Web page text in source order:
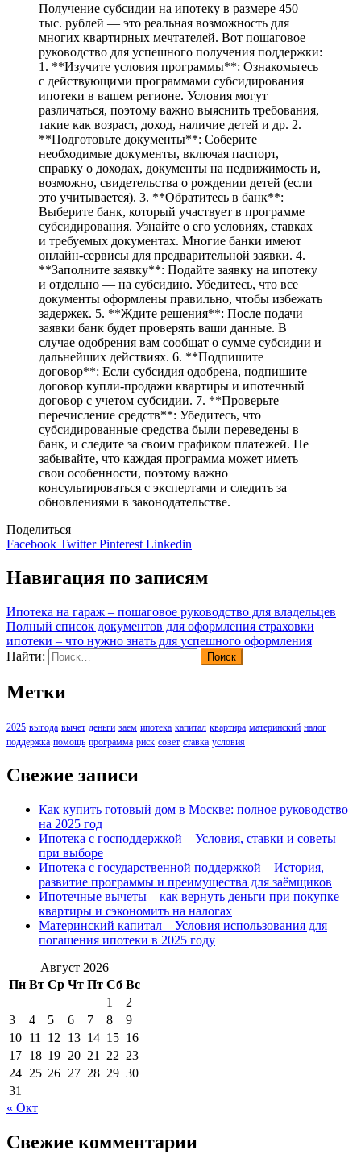
Получение субсидии на ипотеку в размере 450
тыс. рублей — это реальная возможность для
многих квартирных мечтателей. Вот пошаговое
руководство для успешного получения поддержки:
1. **Изучите условия программы**: Ознакомьтесь
с действующими программами субсидирования
ипотеки в вашем регионе. Условия могут
различаться, поэтому важно выяснить требования,
такие как возраст, доход, наличие детей и др. 2.
**Подготовьте документы**: Соберите
необходимые документы, включая паспорт,
справку о доходах, документы на недвижимость и,
возможно, свидетельства о рождении детей (если
это учитывается). 3. **Обратитесь в банк**:
Выберите банк, который участвует в программе
субсидирования. Узнайте о его условиях, ставках
и требуемых документах. Многие банки имеют
онлайн-сервисы для предварительной заявки. 4.
**Заполните заявку**: Подайте заявку на ипотеку
и отдельно — на субсидию. Убедитесь, что все
документы оформлены правильно, чтобы избежать
задержек. 5. **Ждите решения**: После подачи
заявки банк будет проверять ваши данные. В
случае одобрения вам сообщат о сумме субсидии и
дальнейших действиях. 6. **Подпишите
договор**: Если субсидия одобрена, подпишите
договор купли-продажи квартиры и ипотечный
договор с учетом субсидии. 7. **Проверьте
перечисление средств**: Убедитесь, что
субсидированные средства были переведены в
банк, и следите за своим графиком платежей. Не
забывайте, что каждая программа может иметь
свои особенности, поэтому важно
консультироваться с экспертами и следить за
обновлениями в законодательстве.
Поделиться
Facebook TwitterPinterest Linkedin
Навигация по записям
Ипотека на гараж – пошаговое руководство для владельцев
Полный список документов для оформления страховки
ипотеки – что нужно знать для успешного оформления
Найти:
Метки
2025 выгода вычет деньги заем ипотека капитал квартира материнский налог
поддержка помощь программа риск совет ставка условия
Свежие записи
Как купить готовый дом в Москве: полное руководство
на 2025 год
Ипотека с господдержкой – Условия, ставки и советы
при выборе
Ипотека с государственной поддержкой – История,
развитие программы и преимущества для заёмщиков
Ипотечные вычеты – как вернуть деньги при покупке
квартиры и сэкономить на налогах
Материнский капитал – Условия использования для
погашения ипотеки в 2025 году
Август 2026
Пн Вт Ср Чт Пт Сб Вс
1
2
3
4 5 6 7 8
9
10 11 12 13 14 15 16
17 18 19 20 21 22 23
24 25 26 27 28 29 30
31
« Окт
Свежие комментарии